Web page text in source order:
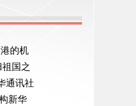
的机
国之
通讯社
新华